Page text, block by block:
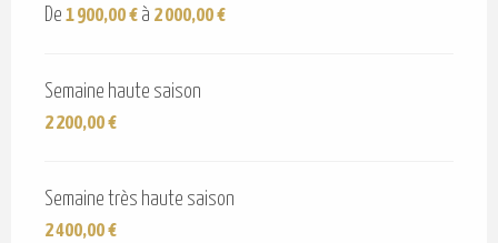
De 1 900,00 € à 2 000,00 €
Semaine haute saison
2 200,00 €
Semaine très haute saison
2 400,00 €